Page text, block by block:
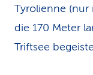
Tyrolienne (nur
die 170 Meter
Triftsee